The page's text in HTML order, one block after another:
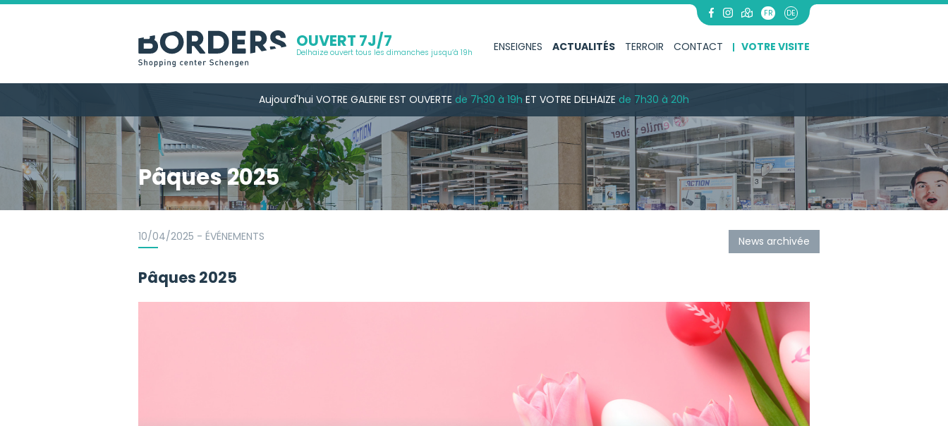
FR DE
OUVERT 7J/7
Delhaize ouvert tous les dimanches jusqu’à 19h ENSEIGNES ACTUALITÉS TERROIR CONTACT VOTRE VISITE
Aujourd'hui VOTRE GALERIE EST OUVERTE de 7h30 à 19h ET VOTRE DELHAIZE de 7h30 à 20h
Pâques 2025
News archivée
10/04/2025 - ÉVÉNEMENTS
Pâques 2025